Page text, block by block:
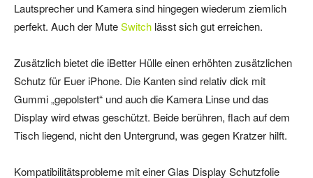
Lautsprecher und Kamera sind hingegen wiederum ziemlich
perfekt. Auch der MuteSwitch lässt sich gut erreichen.
Zusätzlich bietet die iBetter Hülle einen erhöhten zusätzlichen
Schutz für Euer iPhone. Die Kanten sind relativ dick mit
Gummi „gepolstert“ und auch die Kamera Linse und das
Display wird etwas geschützt. Beide berühren, flach auf dem
Tisch liegend, nicht den Untergrund, was gegen Kratzer hilft.
Kompatibilitätsprobleme mit einer Glas Display Schutzfolie